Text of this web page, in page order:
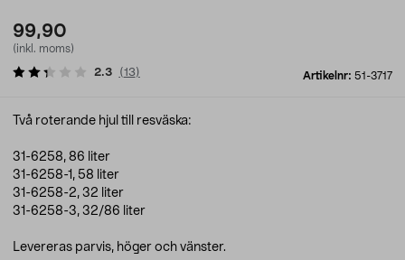
99,90
(inkl. moms)
Artikelnr: 51-3717
2.3 (13)
Två roterande hjul till resväska:
31-6258, 86 liter
31-6258-1, 58 liter
31-6258-2, 32 liter
31-6258-3, 32/86 liter
Levereras parvis, höger och vänster.